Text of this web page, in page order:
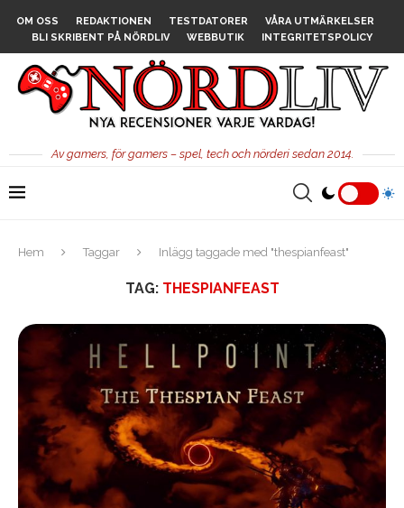
OM OSS REDAKTIONEN TESTDATORER
VÅRA UTMÄRKELSER
BLI SKRIBENT PÅ NÖRDLIV
WEBBUTIK INTEGRITETSPOLICY
Av gamers, för gamers – spel, tech och nörderi sedan 2014.
Hem Taggar Inlägg taggade med "thespianfeast"
TAG: THESPIANFEAST